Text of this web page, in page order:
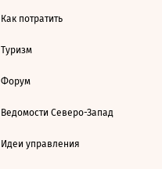
Как потратить
Туризм
Форум
Ведомости Северо-Запад
Идеи управления